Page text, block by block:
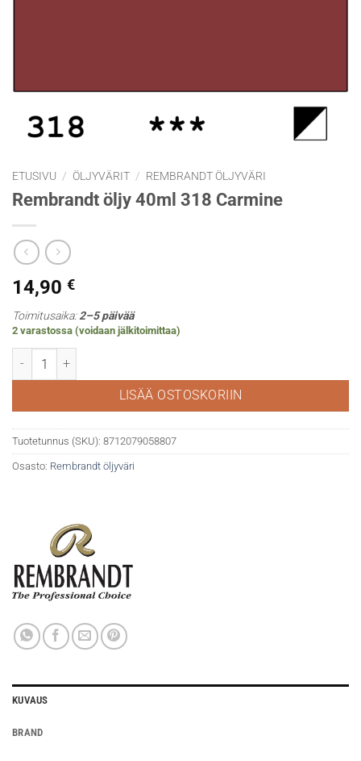
ETUSIVU / ÖLJYVÄRIT / REMBRANDT ÖLJYVÄRI
Rembrandt öljy 40ml 318 Carmine
14,90 €
Toimitusaika:2–5 päivää
2 varastossa (voidaan jälkitoimittaa)
Rembrandt öljy 40ml 318 Carmine määrä
LISÄÄ OSTOSKORIIN
Tuotetunnus (SKU): 8712079058807
Osasto: Rembrandt öljyväri
KUVAUS
BRAND